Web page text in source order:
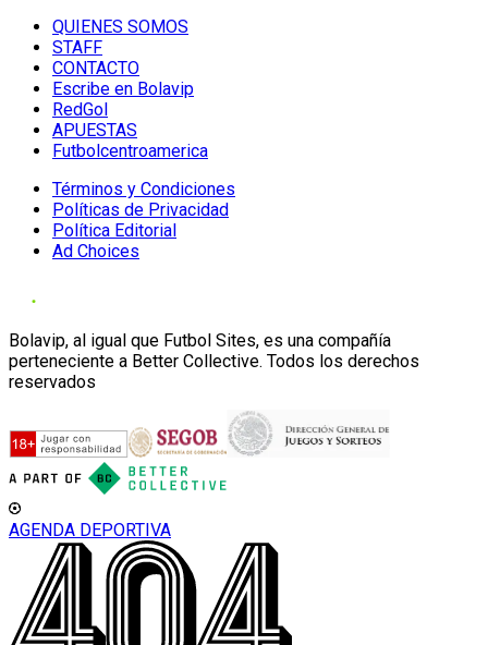
QUIENES SOMOS
STAFF
CONTACTO
Escribe en Bolavip
RedGol
APUESTAS
Futbolcentroamerica
Términos y Condiciones
Políticas de Privacidad
Política Editorial
Ad Choices
Bolavip, al igual que Futbol Sites, es una compañía
perteneciente a Better Collective. Todos los derechos
reservados
AGENDA DEPORTIVA